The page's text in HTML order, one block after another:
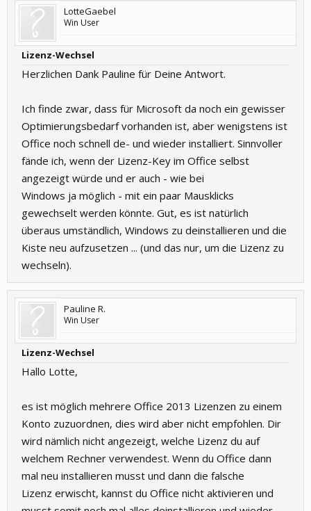
LotteGaebel
Win User
Lizenz-Wechsel
Herzlichen Dank Pauline für Deine Antwort.
Ich finde zwar, dass für Microsoft da noch ein gewisser
Optimierungsbedarf vorhanden ist, aber wenigstens ist
Office noch schnell de- und wieder installiert. Sinnvoller
fände ich, wenn der Lizenz-Key im Office selbst
angezeigt würde und er auch - wie bei
Windows ja möglich - mit ein paar Mausklicks
gewechselt werden könnte. Gut, es ist natürlich
überaus umständlich, Windows zu deinstallieren und die
Kiste neu aufzusetzen ... (und das nur, um die Lizenz zu
wechseln).
Pauline R.
Win User
Lizenz-Wechsel
Hallo Lotte,
es ist möglich mehrere Office 2013 Lizenzen zu einem
Konto zuzuordnen, dies wird aber nicht empfohlen. Dir
wird nämlich nicht angezeigt, welche Lizenz du auf
welchem Rechner verwendest. Wenn du Office dann
mal neu installieren musst und dann die falsche
Lizenz erwischt, kannst du Office nicht aktivieren und